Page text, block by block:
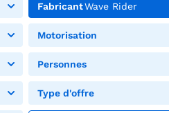
FabricantWave Rider
Motorisation
Personnes
Type d'offre